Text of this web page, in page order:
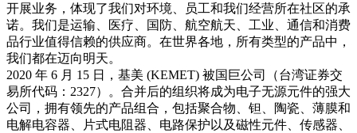
开展业务，体现了我们对环境、员工和我们经营所在社区的承
诺。我们是运输、医疗、国防、航空航天、工业、通信和消费
品行业值得信赖的供应商。在世界各地，所有类型的产品中，
我们都在迈向明天。
2020 年 6 月 15 日，基美 (KEMET) 被国巨公司（台湾证券交
易所代码：2327）。合并后的组织将成为电子无源元件的强大
公司，拥有领先的产品组合，包括聚合物、钽、陶瓷、薄膜和
电解电容器、片式电阻器、电路保护以及磁性元件、传感器、